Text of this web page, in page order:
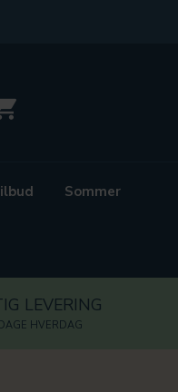
Sommer
LEVERING
HVERDAG